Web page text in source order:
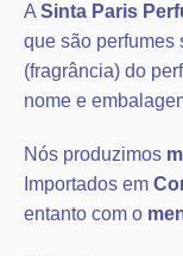
A Sinta Paris
que são perfumes
(fragrância) do
nome e
Nós produzimos
Importados em
entanto com o